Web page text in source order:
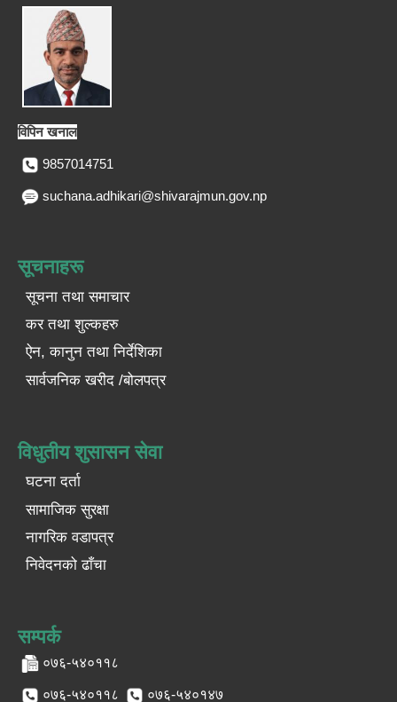
विपिन खनाल
9857014751
suchana.adhikari@shivarajmun.gov.np
सूचनाहरू
सूचना तथा समाचार
कर तथा शुल्कहरु
ऐन, कानुन तथा निर्देशिका
सार्वजनिक खरीद /बोलपत्र
विधुतीय शुसासन सेवा
घटना दर्ता
सामाजिक सुरक्षा
नागरिक वडापत्र
निवेदनको ढाँचा
सम्पर्क
०७६-५४०११८
०७६-५४०११८ ०७६-५४०१४७